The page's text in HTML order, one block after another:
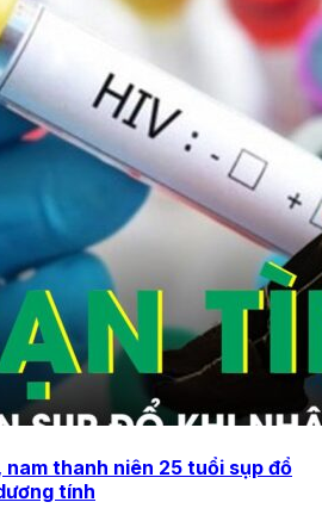
nam thanh niên 25 tuổi sụp đổ
tính